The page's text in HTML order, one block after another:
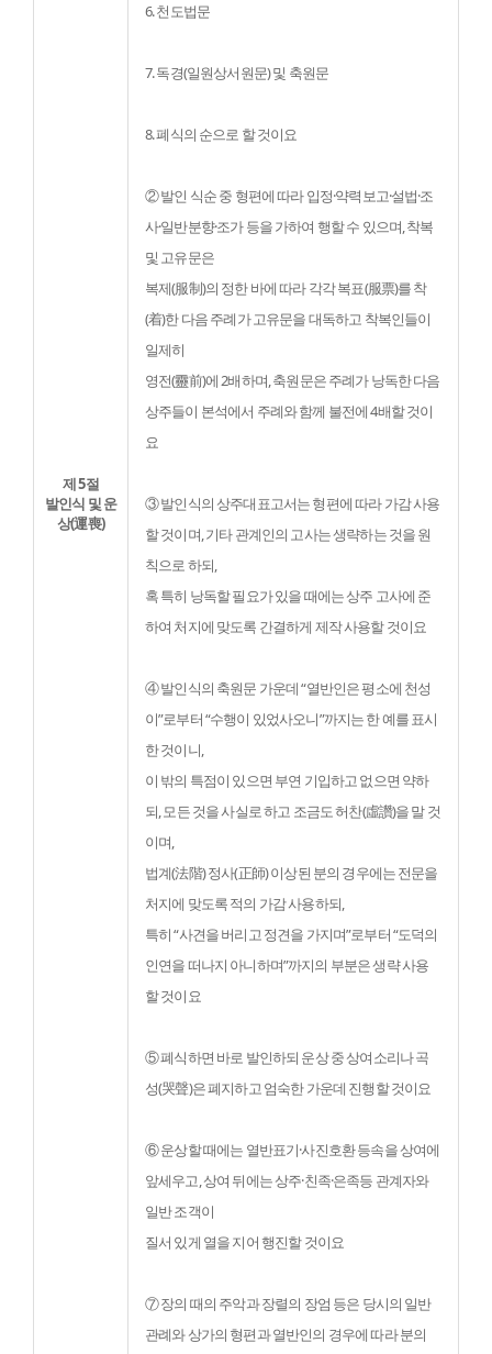
제 5절
발인식 및 운
상(運喪)
6. 천도법문
7. 독경(일원상서원문) 및 축원문
8. 폐식의 순으로 할 것이요
② 발인 식순 중 형편에 따라 입정·약력보고·설법·조
사·일반분향·조가 등을 가하여 행할 수 있으며, 착복
및 고유문은
복제(服制)의 정한 바에 따라 각각 복표(服票)를 착
(着)한 다음 주례가 고유문을 대독하고 착복인들이
일제히
영전(靈前)에 2배하며, 축원문은 주례가 낭독한 다음
상주들이 본석에서 주례와 함께 불전에 4배할 것이
요
③ 발인식의 상주대표고서는 형편에 따라 가감 사용
할 것이며, 기타 관계인의 고사는 생략하는 것을 원
칙으로 하되,
혹 특히 낭독할 필요가 있을 때에는 상주 고사에 준
하여 처지에 맞도록 간결하게 제작 사용할 것이요
④ 발인식의 축원문 가운데 “열반인은 평소에 천성
이”로부터 “수행이 있었사오니”까지는 한 예를 표시
한 것이니,
이 밖의 특점이 있으면 부연 기입하고 없으면 약하
되, 모든 것을 사실로 하고 조금도 허찬(虛讚)을 말 것
이며,
법계(法階) 정사(正師) 이상된 분의 경우에는 전문을
처지에 맞도록 적의 가감 사용하되,
특히 “사견을 버리고 정견을 가지며”로부터 “도덕의
인연을 떠나지 아니하며”까지의 부분은 생략 사용
할 것이요
⑤ 폐식하면 바로 발인하되 운상 중 상여소리나 곡
성(哭聲)은 폐지하고 엄숙한 가운데 진행할 것이요
⑥ 운상할 때에는 열반표기·사진호환 등속을 상여에
앞세우고, 상여 뒤에는 상주·친족·은족등 관계자와
일반 조객이
질서 있게 열을 지어 행진할 것이요
⑦ 장의 때의 주악과 장렬의 장엄 등은 당시의 일반
관례와 상가의 형편과 열반인의 경우에 따라 분의